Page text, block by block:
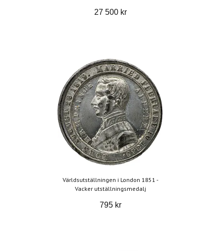
27 500 kr
Världsutställningen i London 1851 -
Vacker utställningsmedalj
795 kr